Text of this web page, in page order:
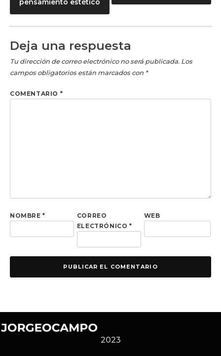
entradas
pensamiento estético
Deja una respuesta
Tu dirección de correo electrónico no será publicada. Los
campos obligatorios están marcados con *
COMENTARIO *
NOMBRE*
CORREO
ELECTRÓNICO *
WEB
2023